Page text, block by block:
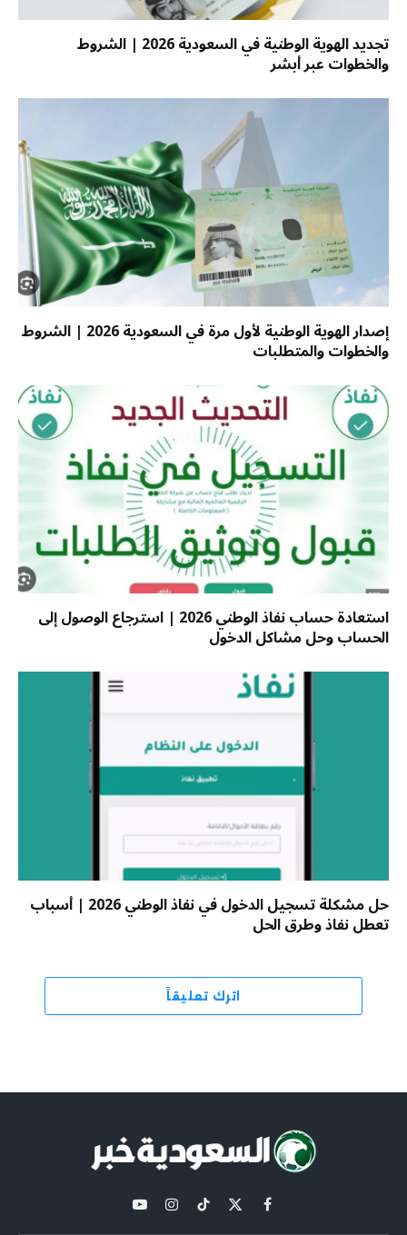
تجديد الهوية الوطنية في السعودية 2026 | الشروط
والخطوات عبر أبشر
إصدار الهوية الوطنية لأول مرة في السعودية 2026 | الشروط
والخطوات والمتطلبات
استعادة حساب نفاذ الوطني 2026 | استرجاع الوصول إلى
الحساب وحل مشاكل الدخول
حل مشكلة تسجيل الدخول في نفاذ الوطني 2026 | أسباب
تعطل نفاذ وطرق الحل
اترك تعليقاً
فيسبوك
X تيكتوكالانستغراميوتيوب